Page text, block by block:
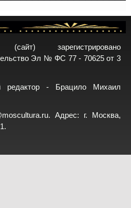
зарегистрировано
Эл № ФС 77 - 70625 от 3
редактор - Брацило Михаил
. Адрес: г. Москва,